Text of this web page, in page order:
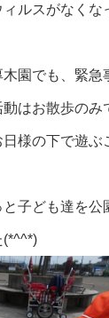
ルスがなくな
園でも、緊急
はお散歩のみ
様の下で遊ぶ
子ども達を公
(*^^*)